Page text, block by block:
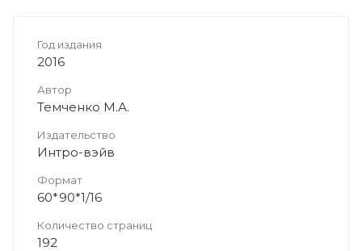
Год издания
2016
Автор
Темченко М.А.
Издательство
Интро-вэйв
Формат
60*90*1/16
Количество страниц
192